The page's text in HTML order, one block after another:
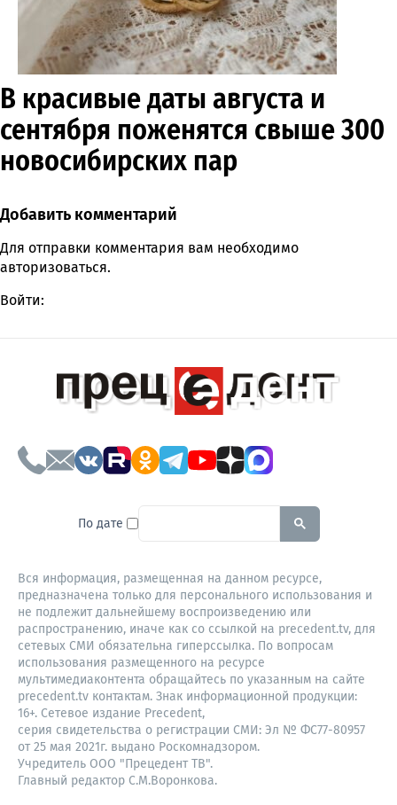
В красивые даты августа и
сентября поженятся свыше 300
новосибирских пар
Comment section
Добавить комментарий
Для отправки комментария вам необходимо
авторизоваться.
Войти:
По дате To search this site, enter a
Вся информация, размещенная на данном ресурсе,
предназначена только для персонального использования и
не подлежит дальнейшему воспроизведению или
распространению, иначе как со ссылкой на precedent.tv, для
сетевых СМИ обязательна гиперссылка. По вопросам
использования размещенного на ресурсе
мультимедиаконтента обращайтесь по указанным на сайте
precedent.tv контактам. Знак информационной продукции:
16+. Сетевое издание Precedent,
серия свидетельства о регистрации СМИ: Эл № ФС77-80957
от 25 мая 2021г. выдано Роскомнадзором.
Учредитель ООО "Прецедент ТВ".
Главный редактор С.М.Воронкова.